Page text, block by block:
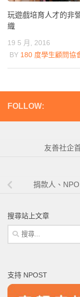
玩遊戲培育人才的非
織
19 5 月, 2016
BY 180 度學生顧問協
FOLLOW:
友善社企
捐款人、
搜尋站上文章
搜
尋
字:
支持 NPOST